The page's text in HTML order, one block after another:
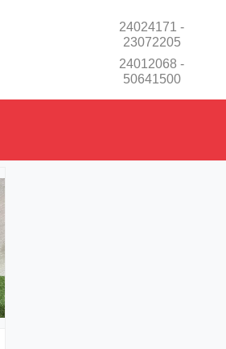
24024171 -
23072205
24012068 -
50641500